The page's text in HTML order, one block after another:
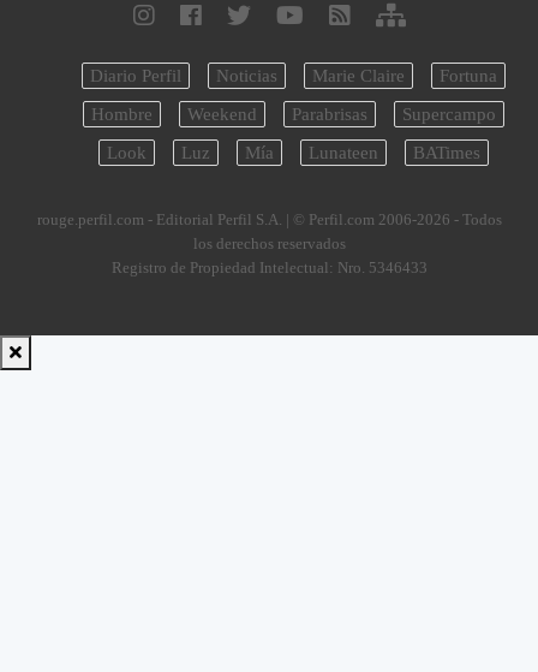
Diario Perfil Noticias Marie Claire
Fortuna
Hombre
Weekend Parabrisas
Supercampo
Look
Luz Mía Lunateen BATimes
rouge.perfil.com - Editorial Perfil S.A. | © Perfil.com 2006-2026 - Todos
los derechos reservados
Registro de Propiedad Intelectual: Nro. 5346433